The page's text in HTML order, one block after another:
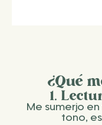
¿Qué
1.
Me sumerjo
tono,